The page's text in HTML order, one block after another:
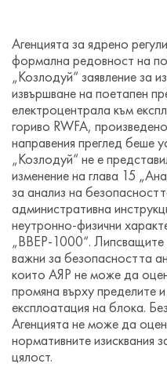
Агенцията за ядрено
формална редовност на
„Козлодуй“ заявление за
извършване на поетапен
електроцентрала към
гориво RWFA,
направения преглед беше
„Козлодуй“ не е
изменение на глава 15
за анализ на
административна
неутронно-физични
„ВВЕР-1000“. Липсващите
важни за безопасността
които АЯР не може да
промяна върху пределите
експлоатация на блока.
Агенцията не може да
нормативните изисквания
цялост.